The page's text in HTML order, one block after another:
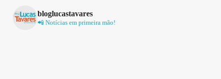
bloglucastavares
📲 Notícias em primeira mão!